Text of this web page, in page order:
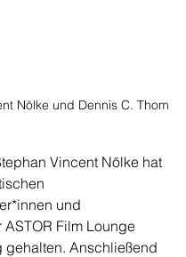
Nölke und Dennis C. Thom
Vincent Nölke hat
und
ASTOR Film Lounge
gehalten. Anschließend